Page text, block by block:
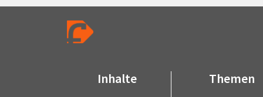
Inhalte Themen